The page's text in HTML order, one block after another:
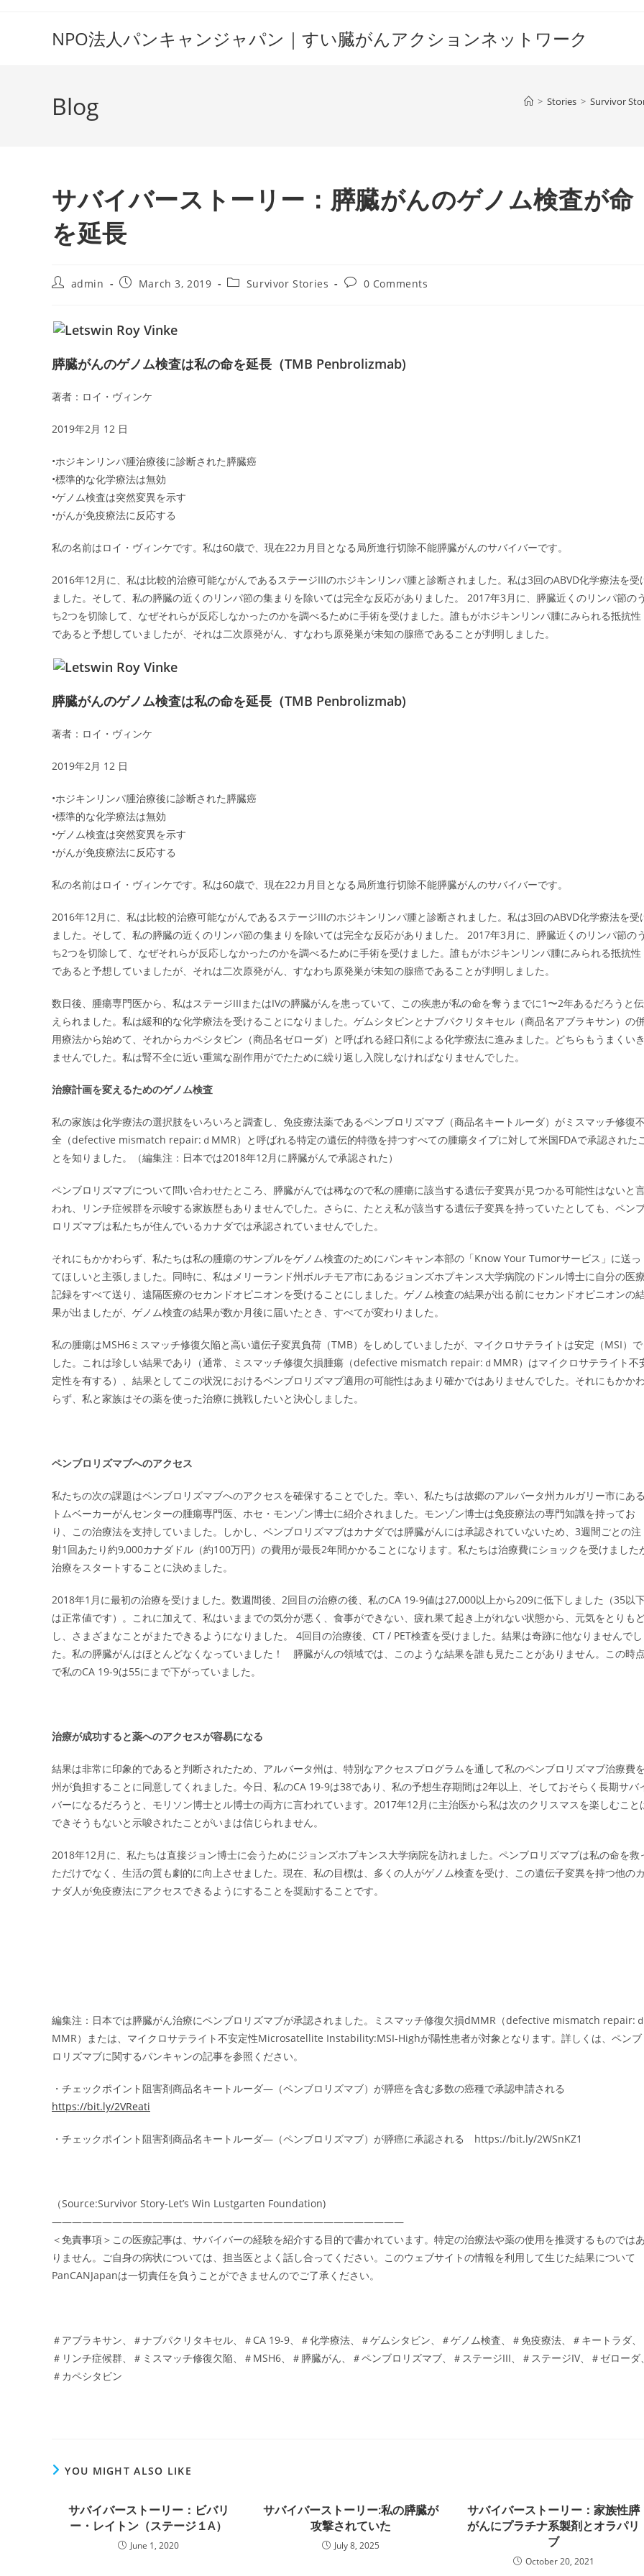
NPO法人パンキャンジャパン｜すい臓がんアクションネットワーク
Blog > Stories > Survivor
サバイバーストーリー：膵臓がんのゲノム検査が命
を延長
Postadmin
PostMarch 3, 2019
PostSurvivor Stories
Post0 Comments
膵臓がんのゲノム検査は私の命を延長（TMB Penbrolizmab)
著者：ロイ・ヴィンケ
2019年2月 12 日
•ホジキンリンパ腫治療後に診断された膵臓癌
•標準的な化学療法は無効
•ゲノム検査は突然変異を示す
•がんが免疫療法に反応する
私の名前はロイ・ヴィンケです。私は60歳で、現在22カ月目となる局所進行切除不能膵臓がんのサバイバーです。
2016年12月に、私は比較的治療可能ながんであるステージIIIのホジキンリンパ腫と診断されました。私は3回のABVD化学療法を受
ました。そして、私の膵臓の近くのリンパ節の集まりを除いては完全な反応がありました。 2017年3月に、膵臓近くのリンパ節の
ち2つを切除して、なぜそれらが反応しなかったのかを調べるために手術を受けました。誰もがホジキンリンパ腫にみられる抵抗性
であると予想していましたが、それは二次原発がん、すなわち原発巣が未知の腺癌であることが判明しました。
膵臓がんのゲノム検査は私の命を延長（TMB Penbrolizmab)
著者：ロイ・ヴィンケ
2019年2月 12 日
•ホジキンリンパ腫治療後に診断された膵臓癌
•標準的な化学療法は無効
•ゲノム検査は突然変異を示す
•がんが免疫療法に反応する
私の名前はロイ・ヴィンケです。私は60歳で、現在22カ月目となる局所進行切除不能膵臓がんのサバイバーです。
2016年12月に、私は比較的治療可能ながんであるステージIIIのホジキンリンパ腫と診断されました。私は3回のABVD化学療法を受
ました。そして、私の膵臓の近くのリンパ節の集まりを除いては完全な反応がありました。 2017年3月に、膵臓近くのリンパ節の
ち2つを切除して、なぜそれらが反応しなかったのかを調べるために手術を受けました。誰もがホジキンリンパ腫にみられる抵抗性
であると予想していましたが、それは二次原発がん、すなわち原発巣が未知の腺癌であることが判明しました。
数日後、腫瘍専門医から、私はステージIIIまたはIVの膵臓がんを患っていて、この疾患が私の命を奪うまでに1〜2年あるだろうと伝
えられました。私は緩和的な化学療法を受けることになりました。ゲムシタビンとナブパクリタキセル（商品名アブラキサン）の
用療法から始めて、それからカペシタビン（商品名ゼローダ）と呼ばれる経口剤による化学療法に進みました。どちらもうまくい
ませんでした。私は腎不全に近い重篤な副作用がでたために繰り返し入院しなければなりませんでした。
治療計画を変えるためのゲノム検査
私の家族は化学療法の選択肢をいろいろと調査し、免疫療法薬であるペンブロリズマブ（商品名キートルーダ）がミスマッチ修復
全（defective mismatch repair:ｄMMR）と呼ばれる特定の遺伝的特徴を持つすべての腫瘍タイプに対して米国FDAで承認された
とを知りました。（編集注：日本では2018年12月に膵臓がんで承認された）
ペンブロリズマブについて問い合わせたところ、膵臓がんでは稀なので私の腫瘍に該当する遺伝子変異が見つかる可能性はないと
われ、リンチ症候群を示唆する家族歴もありませんでした。さらに、たとえ私が該当する遺伝子変異を持っていたとしても、ペン
ロリズマブは私たちが住んでいるカナダでは承認されていませんでした。
それにもかかわらず、私たちは私の腫瘍のサンプルをゲノム検査のためにパンキャン本部の「Know Your Tumorサービス」に送っ
てほしいと主張しました。同時に、私はメリーランド州ボルチモア市にあるジョンズホプキンス大学病院のドンル博士に自分の医
記録をすべて送り、遠隔医療のセカンドオピニオンを受けることにしました。ゲノム検査の結果が出る前にセカンドオピニオンの
果が出ましたが、ゲノム検査の結果が数か月後に届いたとき、すべてが変わりました。
私の腫瘍はMSH6ミスマッチ修復欠陥と高い遺伝子変異負荷（TMB）をしめしていましたが、マイクロサテライトは安定（MSI）で
した。これは珍しい結果であり（通常、ミスマッチ修復欠損腫瘍（defective mismatch repair:ｄMMR）はマイクロサテライト不
定性を有する）、結果としてこの状況におけるペンブロリズマブ適用の可能性はあまり確かではありませんでした。それにもかか
らず、私と家族はその薬を使った治療に挑戦したいと決心しました。
ペンブロリズマブへのアクセス
私たちの次の課題はペンブロリズマブへのアクセスを確保することでした。幸い、私たちは故郷のアルバータ州カルガリー市にあ
トムベーカーがんセンターの腫瘍専門医、ホセ・モンゾン博士に紹介されました。モンゾン博士は免疫療法の専門知識を持ってお
り、この治療法を支持していました。しかし、ペンブロリズマブはカナダでは膵臓がんには承認されていないため、3週間ごとの注
射1回あたり約9,000カナダドル（約100万円）の費用が最長2年間かかることになります。私たちは治療費にショックを受けました
治療をスタートすることに決めました。
2018年1月に最初の治療を受けました。数週間後、2回目の治療の後、私のCA 19-9値は27,000以上から209に低下しました（35以
は正常値です）。これに加えて、私はいままでの気分が悪く、食事ができない、疲れ果て起き上がれない状態から、元気をとりも
し、さまざまなことがまたできるようになりました。 4回目の治療後、CT / PET検査を受けました。結果は奇跡に他なりませんでし
た。私の膵臓がんはほとんどなくなっていました！ 膵臓がんの領域では、このような結果を誰も見たことがありません。この時
で私のCA 19-9は55にまで下がっていました。
治療が成功すると薬へのアクセスが容易になる
結果は非常に印象的であると判断されたため、アルバータ州は、特別なアクセスプログラムを通して私のペンブロリズマブ治療費
州が負担することに同意してくれました。今日、私のCA 19-9は38であり、私の予想生存期間は2年以上、そしておそらく長期サバ
バーになるだろうと、モリソン博士とル博士の両方に言われています。2017年12月に主治医から私は次のクリスマスを楽しむこと
できそうもないと示唆されたことがいまは信じられません。
2018年12月に、私たちは直接ジョン博士に会うためにジョンズホプキンス大学病院を訪れました。ペンブロリズマブは私の命を救
ただけでなく、生活の質も劇的に向上させました。現在、私の目標は、多くの人がゲノム検査を受け、この遺伝子変異を持つ他の
ナダ人が免疫療法にアクセスできるようにすることを奨励することです。
編集注：日本では膵臓がん治療にペンブロリズマブが承認されました。ミスマッチ修復欠損dMMR（defective mismatch repair:
MMR）または、マイクロサテライト不安定性Microsatellite Instability:MSI-Highが陽性患者が対象となります。詳しくは、ペンブ
ロリズマブに関するパンキャンの記事を参照ください。
・チェックポイント阻害剤商品名キートルーダ―（ペンブロリズマブ）が膵癌を含む多数の癌種で承認申請される
https://bit.ly/2VReati
・チェックポイント阻害剤商品名キートルーダ―（ペンブロリズマブ）が膵癌に承認される https://bit.ly/2WSnKZ1
（Source:Survivor Story-Let’s Win Lustgarten Foundation)
―――――――――――――――――――――――――――――――――――
＜免責事項＞この医療記事は、サバイバーの経験を紹介する目的で書かれています。特定の治療法や薬の使用を推奨するものでは
りません。ご自身の病状については、担当医とよく話し合ってください。このウェブサイトの情報を利用して生じた結果について
PanCANJapanは一切責任を負うことができませんのでご了承ください。
＃アブラキサン、＃ナブパクリタキセル、＃CA 19-9、＃化学療法、＃ゲムシタビン、＃ゲノム検査、＃免疫療法、＃キートラダ、
＃リンチ症候群、＃ミスマッチ修復欠陥、＃MSH6、＃膵臓がん、＃ペンブロリズマブ、＃ステージIII、＃ステージIV、＃ゼローダ
＃カペシタビン
YOU MIGHT ALSO LIKE
サバイバーストーリー：ビバリ
ー・レイトン（ステージ１A）
June 1, 2020
サバイバーストーリー:私の膵臓が
攻撃されていた
July 8, 2025
サバイバーストーリー：家族性膵
がんにプラチナ系製剤とオラパリ
ブ
October 20, 2021